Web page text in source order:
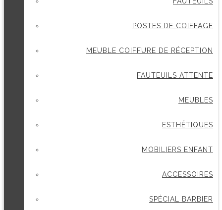
POSTES DE COIFFAGE
MEUBLE COIFFURE DE RÉCEPTION
FAUTEUILS ATTENTE
MEUBLES
ESTHÉTIQUES
MOBILIERS ENFANT
ACCESSOIRES
SPÉCIAL BARBIER